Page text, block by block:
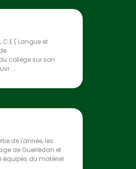
( Langue et
collège sur son
...
de l'année, les
de Guerlédan et
équipés du matériel